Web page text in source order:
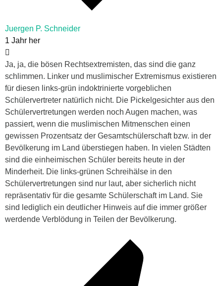
Juergen P. Schneider
1 Jahr her
Ja, ja, die bösen Rechtsextremisten, das sind die ganz
schlimmen. Linker und muslimischer Extremismus existieren
für diesen links-grün indoktrinierte vorgeblichen
Schülervertreter natürlich nicht. Die Pickelgesichter aus den
Schülervertretungen werden noch Augen machen, was
passiert, wenn die muslimischen Mitmenschen einen
gewissen Prozentsatz der Gesamtschülerschaft bzw. in der
Bevölkerung im Land überstiegen haben. In vielen Städten
sind die einheimischen Schüler bereits heute in der
Minderheit. Die links-grünen Schreihälse in den
Schülervertretungen sind nur laut, aber sicherlich nicht
repräsentativ für die gesamte Schülerschaft im Land. Sie
sind lediglich ein deutlicher Hinweis auf die immer größer
werdende Verblödung in Teilen der Bevölkerung.